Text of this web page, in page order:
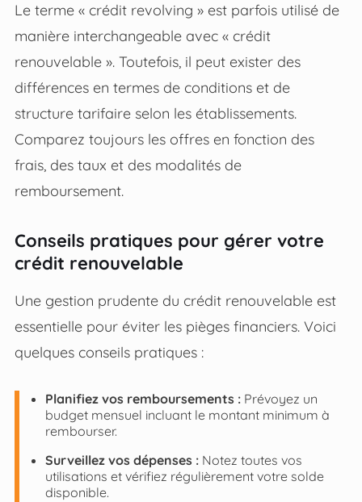
Le terme « crédit revolving » est parfois utilisé de
manière interchangeable avec « crédit
renouvelable ». Toutefois, il peut exister des
différences en termes de conditions et de
structure tarifaire selon les établissements.
Comparez toujours les offres en fonction des
frais, des taux et des modalités de
remboursement.
Conseils pratiques pour gérer votre
crédit renouvelable
Une gestion prudente du crédit renouvelable est
essentielle pour éviter les pièges financiers. Voici
quelques conseils pratiques :
Planifiez vos remboursements :Prévoyez un
budget mensuel incluant le montant minimum à
rembourser.
Surveillez vos dépenses :Notez toutes vos
utilisations et vérifiez régulièrement votre solde
disponible.